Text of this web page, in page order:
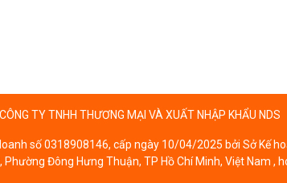
CÔNG TY TNHH THƯƠNG MẠI VÀ XUẤT NHẬP KHẨU NDS
số 0318908146, cấp ngày 10/04/2025 bởi Sở Kế
Đông Hưng Thuận, TP Hồ Chí Minh, Việt Nam ,